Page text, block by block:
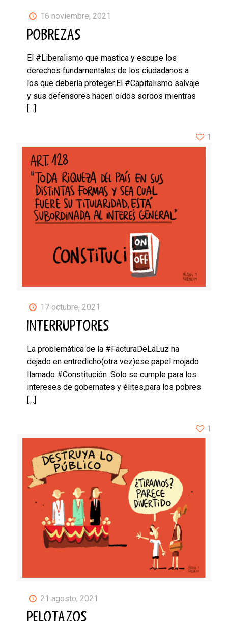
16 noviembre, 2021
POBREZAS
El #Liberalismo que mastica y escupe los
derechos fundamentales de los ciudadanos a
los que debería proteger.El #Capitalismo salvaje
y sus defensores hacen oídos sordos mientras
[…]
17 octubre, 2021
INTERRUPTORES
La problemática de la #FacturaDeLaLuz ha
dejado en entredicho(otra vez)ese papel mojado
llamado #Constitución .Solo se cumple para los
intereses de gobernates y élites,para los pobres
[…]
1
21 agosto, 2021
1